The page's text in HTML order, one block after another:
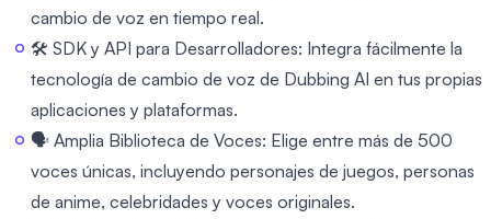
cambio de voz en tiempo real.
🛠️ SDK y API para Desarrolladores: Integra fácilmente la
tecnología de cambio de voz de Dubbing AI en tus propias
aplicaciones y plataformas.
🗣️ Amplia Biblioteca de Voces: Elige entre más de 500
voces únicas, incluyendo personajes de juegos, personas
de anime, celebridades y voces originales.